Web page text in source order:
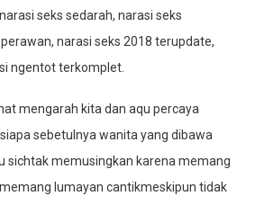
seks sedarah, narasi seks
narasi seks 2018 terupdate,
ngentot terkomplet.
mengarah kita dan aqu percaya
sebetulnya wanita yang dibawa
sichtak memusingkan karena memang
lumayan cantikmeskipun tidak